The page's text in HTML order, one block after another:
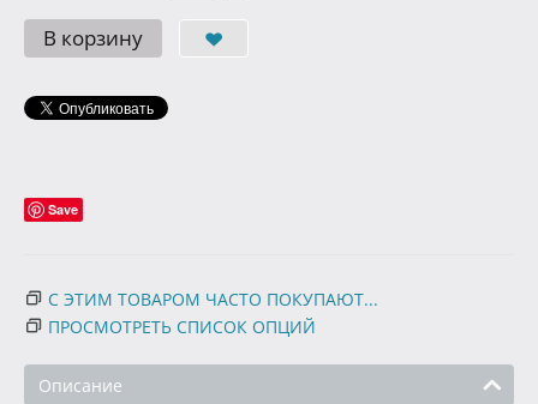
В корзину
Save
С ЭТИМ ТОВАРОМ ЧАСТО ПОКУПАЮТ...
ПРОСМОТРЕТЬ СПИСОК ОПЦИЙ
Описание